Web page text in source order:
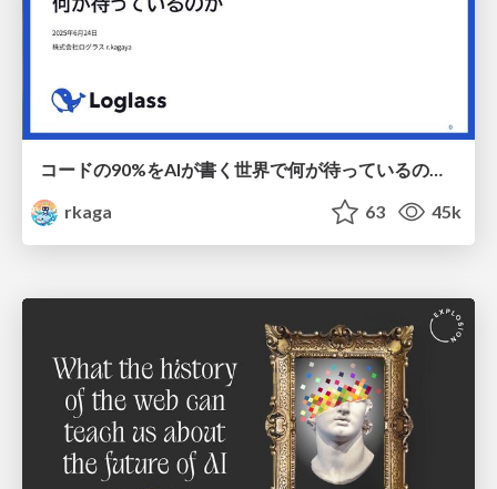
コードの90%をAIが書く世界で何が待っているのか / What awaits us in a world where 90% of the code is written by AI
rkaga
63 45k